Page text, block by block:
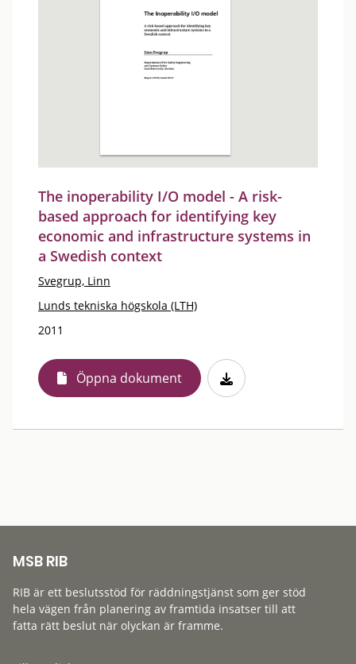
The inoperability I/O model - A risk-
based approach for identifying key
economic and infrastructure systems in
a Swedish context
Svegrup, Linn
Lunds tekniska högskola (LTH)
2011
Öppna dokument
MSB RIB
RIB är ett beslutsstöd för räddningstjänst som ger stöd
hela vägen från planering av framtida insatser till att
fatta rätt beslut när olyckan är framme.